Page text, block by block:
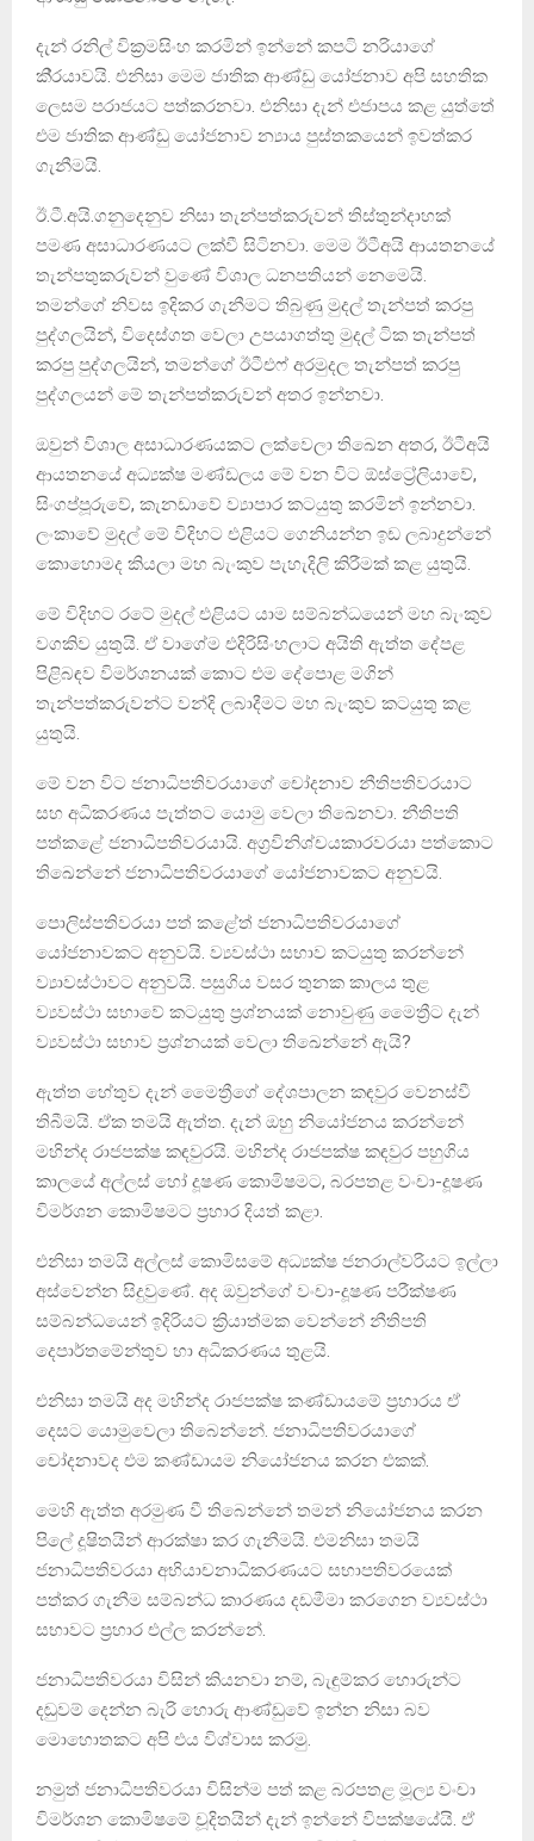
දැන් රනිල් වික්‍රමසිංහ කරමින් ඉන්නේ කපටි නරියාගේ
කි්‍රයාවයි. එනිසා මෙම ජාතික ආණ්ඩු යෝජනාව අපි සහතික
ලෙසම පරාජයට පත්කරනවා. එනිසා දැන් එජාපය කළ යුත්තේ
එම ජාතික ආණ්ඩු යෝජනාව න්‍යාය පුස්තකයෙන් ඉවත්කර
ගැනීමයි.
ඊ.ටී.අයි.ගනුදෙනුව නිසා තැන්පත්කරුවන් තිස්තුන්දාහක්
පමණ අසාධාරණයට ලක්වී සිටිනවා. මෙම ඊටීඅයි ආයතනයේ
තැන්පතුකරුවන් වුණේ විශාල ධනපතියන් නෙමෙයි.
තමන්ගේ නිවස ඉදිකර ගැනීමට තිබුණු මුදල් තැන්පත් කරපු
පුද්ගලයින්, විදෙස්ගත වෙලා උපයාගත්තු මුදල් ටික තැන්පත්
කරපු පුද්ගලයින්, තමන්ගේ ඊටීඑෆ් අරමුදල තැන්පත් කරපු
පුද්ගලයන් මේ තැන්පත්කරුවන් අතර ඉන්නවා.
ඔවුන් විශාල අසාධාරණයකට ලක්වෙලා තිඛෙන අතර, ඊටීඅයි
ආයතනයේ අධ්‍යක්ෂ මණ්ඩලය මේ වන විට ඕස්ට්‍රේලියාවේ,
සිංගප්පූරුවේ, කැනඩාවේ ව්‍යාපාර කටයුතු කරමින් ඉන්නවා.
ලංකාවේ මුදල් මේ විදිහට එළියට ගෙනියන්න ඉඩ ලබාදුන්නේ
කොහොමද කියලා මහ බැංකුව පැහැදිලි කිරීමක් කළ යුතුයි.
මේ විදිහට රටේ මුදල් එළියට යාම සම්බන්ධයෙන් මහ බැංකුව
වගකිව යුතුයි. ඒ වාගේම එදිරිසිංහලාට අයිති ඇත්ත දේපළ
පිළිබඳව විමර්ශනයක් කොට එම දේපොළ මගින්
තැන්පත්කරුවන්ට වන්දි ලබාදීමට මහ බැංකුව කටයුතු කළ
යුතුයි.
මේ වන විට ජනාධිපතිවරයාගේ චෝදනාව නීතිපතිවරයාට
සහ අධිකරණය පැත්තට යොමු වෙලා තිඛෙනවා. නීතිපති
පත්කළේ ජනාධිපතිවරයායි. අග්‍රවිනිශ්චයකාරවරයා පත්කොට
තිඛෙන්නේ ජනාධිපතිවරයාගේ යෝජනාවකට අනුවයි.
පොලිස්පතිවරයා පත් කළේත් ජනාධිපතිවරයාගේ
යෝජනාවකට අනුවයි. ව්‍යවස්ථා සභාව කටයුතු කරන්නේ
ව්‍යාවස්ථාවට අනුවයි. පසුගිය වසර තුනක කාලය තුළ
ව්‍යවස්ථා සභාවේ කටයුතු ප්‍රශ්නයක් නොවුණු මෛත්‍රීට දැන්
ව්‍යවස්ථා සභාව ප්‍රශ්නයක් වෙලා තිඛෙන්නේ ඇයි?
ඇත්ත හේතුව දැන් මෛත්‍රීගේ දේශපාලන කඳවුර වෙනස්වී
තිබීමයි. ඒක තමයි ඇත්ත. දැන් ඔහු නියෝජනය කරන්නේ
මහින්ද රාජපක්ෂ කඳවුරයි. මහින්ද රාජපක්ෂ කඳවුර පහුගිය
කාලයේ අල්ලස් හෝ දූෂණ කොමිෂමට, බරපතළ වංචා-දූෂණ
විමර්ශන කොමිෂමට ප්‍රහාර දියත් කළා.
එනිසා තමයි අල්ලස් කොමිසමේ අධ්‍යක්ෂ ජනරාල්වරියට ඉල්ලා
අස්වෙන්න සිදුවුණේ. අද ඔවුන්ගේ වංචා-දූෂණ පරීක්ෂණ
සම්බන්ධයෙන් ඉදිරියට ක්‍රියාත්මක වෙන්නේ නීතිපති
දෙපාර්තමේන්තුව හා අධිකරණය තුළයි.
එනිසා තමයි අද මහින්ද රාජපක්ෂ කණ්ඩායමේ ප්‍රහාරය ඒ
දෙසට යොමුවෙලා තිබෙන්නේ. ජනාධිපතිවරයාගේ
චෝදනාවද එම කණ්ඩායම නියෝජනය කරන එකක්.
මෙහි ඇත්ත අරමුණ වී තිබෙන්නේ තමන් නියෝජනය කරන
පිලේ දූෂිතයින් ආරක්ෂා කර ගැනීමයි. එමනිසා තමයි
ජනාධිපතිවරයා අභියාචනාධිකරණයට සභාපතිවරයෙක්
පත්කර ගැනීම සම්බන්ධ කාරණය දඩමීමා කරගෙන ව්‍යවස්ථා
සභාවට ප්‍රහාර එල්ල කරන්නේ.
ජනාධිපතිවරයා විසින් කියනවා නම්, බැඳුම්කර හොරුන්ට
දඬුවම් දෙන්න බැරි හොරු ආණ්ඩුවේ ඉන්න නිසා බව
මොහොතකට අපි එය විශ්වාස කරමු.
නමුත් ජනාධිපතිවරයා විසින්ම පත් කළ බරපතළ මූල්‍ය වංචා
විමර්ශන කොමිෂමේ චූදිතයින් දැන් ඉන්නේ විපක්ෂයේයි. ඒ